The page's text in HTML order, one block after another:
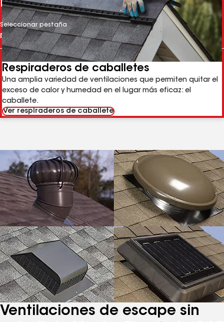
Productos de ventilación GAF
Seleccionar pestaña
Respiraderos de caballetes
Una amplia variedad de ventilaciones que permiten quitar el
exceso de calor y humedad en el lugar más eficaz: el
caballete.
Ver respiraderos de caballete
Ventilaciones de escape sin